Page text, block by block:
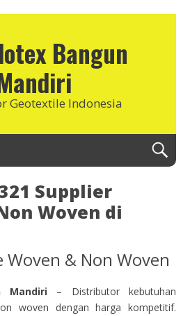
Bangun
Geotextile Indonesia
Supplier
Woven di
Woven & Non Woven
Mandiri – Distributor kebutuhan
woven dengan harga kompetitif.